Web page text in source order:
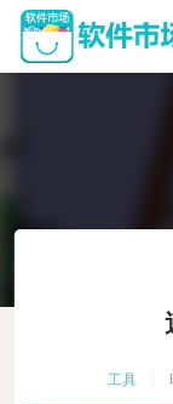
工具